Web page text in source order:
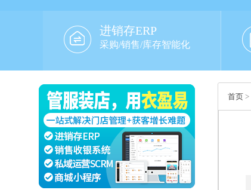
进销存ERP
采购/销售/库存智能化
首页 >